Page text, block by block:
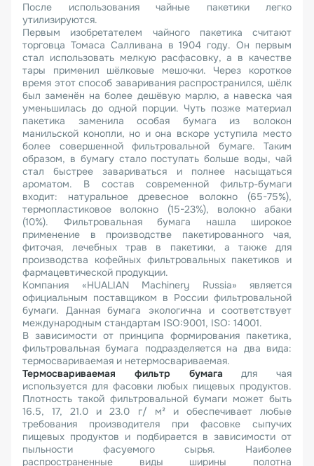
После использования чайные пакетики легко
утилизируются.
Первым изобретателем чайного пакетика считают
торговца Томаса Салливана в 1904 году. Он первым
стал использовать мелкую расфасовку, а в качестве
тары применил шёлковые мешочки. Через короткое
время этот способ заваривания распространился, шёлк
был заменён на более дешёвую марлю, а навеска чая
уменьшилась до одной порции. Чуть позже материал
пакетика заменила особая бумага из волокон
манильской конопли, но и она вскоре уступила место
более совершенной фильтровальной бумаге. Таким
образом, в бумагу стало поступать больше воды, чай
стал быстрее завариваться и полнее насыщаться
ароматом. В состав современной фильтр-бумаги
входит: натуральное древесное волокно (65-75%),
термопластиковое волокно (15-23%), волокно абаки
(10%). Фильтровальная бумага нашла широкое
применение в производстве пакетированного чая,
фиточая, лечебных трав в пакетики, а также для
производства кофейных фильтровальных пакетиков и
фармацевтической продукции.
Компания «HUALIAN Machinery Russia» является
официальным поставщиком в России фильтровальной
бумаги. Данная бумага экологична и соответствует
международным стандартам ISO:9001, ISO: 14001.
В зависимости от принципа формирования пакетика,
фильтровальная бумага подразделяется на два вида:
термосвариваемая и нетермосвариваемая.
Термосвариваемая фильтр бумагадля чая
используется для фасовки любых пищевых продуктов.
Плотность такой фильтровальной бумаги может быть
16.5, 17, 21.0 и 23.0 г/ м² и обеспечивает любые
требования производителя при фасовке сыпучих
пищевых продуктов и подбирается в зависимости от
пыльности фасуемого сырья. Наиболее
распространенные виды ширины полотна